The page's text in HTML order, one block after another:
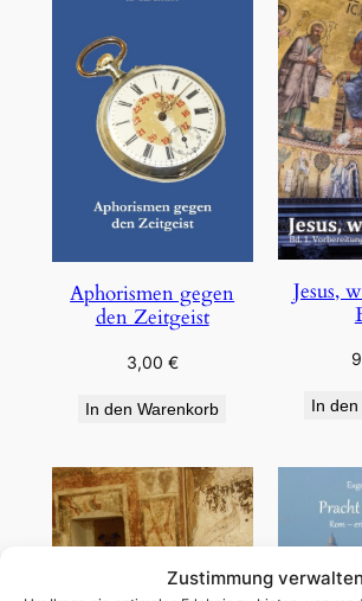
Zustimmung verwalten
Aphorismen gegen
den Zeitgeist
3,00 €
In den Warenkorb
Jesus,
In